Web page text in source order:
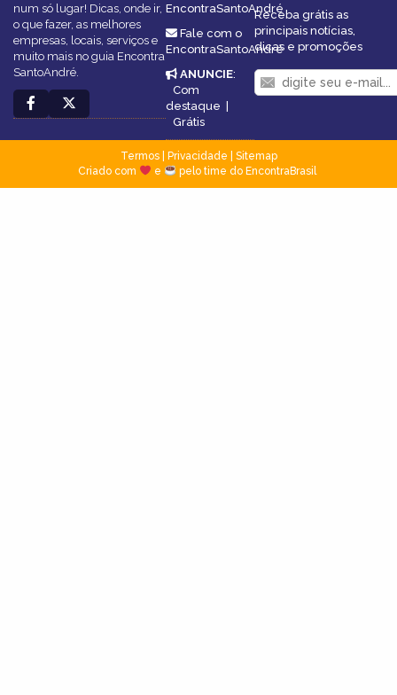
num só lugar! Dicas, onde ir,
o que fazer, as melhores
empresas, locais, serviços e
muito mais no guia Encontra
SantoAndré.
EncontraSantoAndré
Fale com o
EncontraSantoAndré
ANUNCIE:
Com
destaque |
Grátis
Receba grátis as
principais notícias,
dicas e promoções
Termos| Privacidade
Sitemap
Criado com
e pelo time do EncontraBrasil